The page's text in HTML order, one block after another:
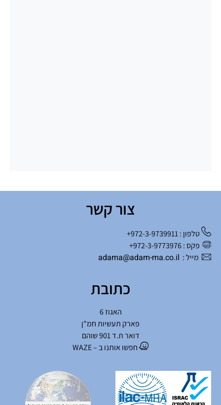
צור קשר
טלפון : 972-3-9739911+
פקס : 972-3-9773976+
מייל : adama@adam-ma.co.il
כתובת
האגוז 6
פארק תעשיות חמ"ן
דואר ת.ד 901 שוהם
חפשו אותנו ב – WAZE